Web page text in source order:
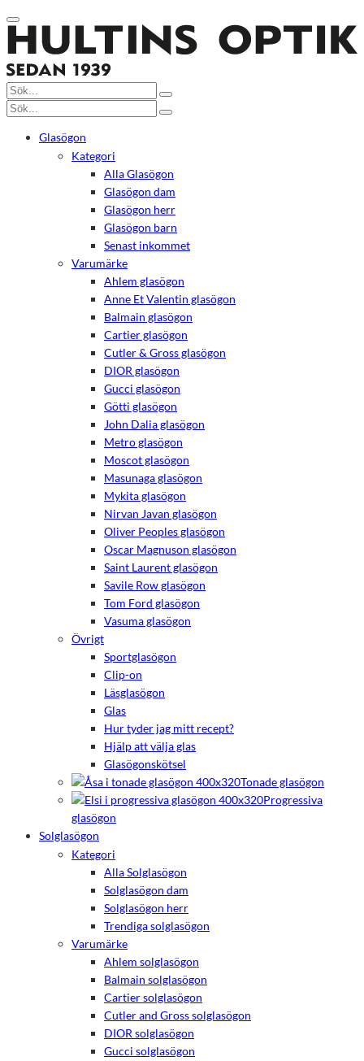
Glasögon
Kategori
Alla Glasögon
Glasögon dam
Glasögon herr
Glasögon barn
Senast inkommet
Varumärke
Ahlem glasögon
Anne Et Valentin glasögon
Balmain glasögon
Cartier glasögon
Cutler & Gross glasögon
DIOR glasögon
Gucci glasögon
Götti glasögon
John Dalia glasögon
Metro glasögon
Moscot glasögon
Masunaga glasögon
Mykita glasögon
Nirvan Javan glasögon
Oliver Peoples glasögon
Oscar Magnuson glasögon
Saint Laurent glasögon
Savile Row glasögon
Tom Ford glasögon
Vasuma glasögon
Övrigt
Sportglasögon
Clip-on
Läsglasögon
Glas
Hur tyder jag mitt recept?
Hjälp att välja glas
Glasögonskötsel
Tonade glasögon
Progressiva
glasögon
Solglasögon
Kategori
Alla Solglasögon
Solglasögon dam
Solglasögon herr
Trendiga solglasögon
Varumärke
Ahlem solglasögon
Balmain solglasögon
Cartier solglasögon
Cutler and Gross solglasögon
DIOR solglasögon
Gucci solglasögon